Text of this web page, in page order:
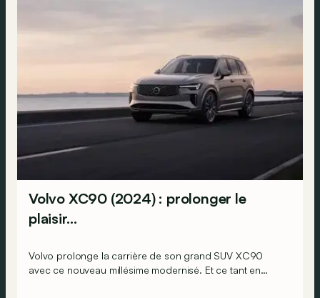
Volvo XC90 (2024) : prolonger le
plaisir…
Volvo prolonge la carrière de son grand SUV XC90
avec ce nouveau millésime modernisé. Et ce tant en